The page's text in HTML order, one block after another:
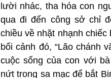
lười nhác, tha hóa con
qua đi đến công sở chỉ
chiều về nhặt nhạnh chiếc
bối cảnh đó, “Lão chánh
cuộc sống của con với
nứt trong sa mạc để bắt